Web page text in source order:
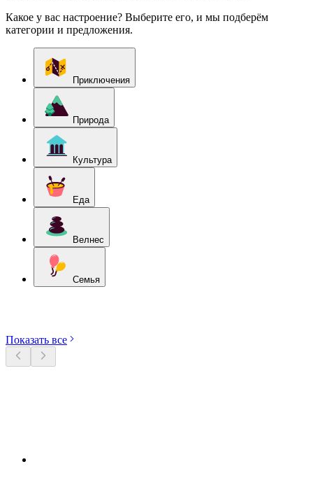
Какое у вас настроение? Выберите его, и мы подберём
категории и предложения.
Приключения
Природа
Культура
Еда
Велнес
Семья
Показать все